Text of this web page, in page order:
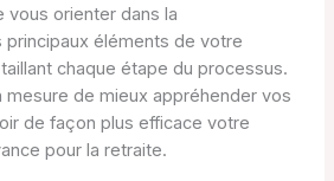
orienter dans la
éléments de votre
chaque étape du processus.
mesure de mieux appréhender vos
de façon plus efficace votre
pour la retraite.